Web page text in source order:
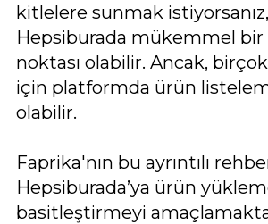
kitlelere sunmak istiyorsanız,
Hepsiburada mükemmel bir
noktası olabilir. Ancak, birçok
için platformda ürün
olabilir.
Faprika'nın bu ayrıntılı
Hepsiburada’ya ürün
basitleştirmeyi